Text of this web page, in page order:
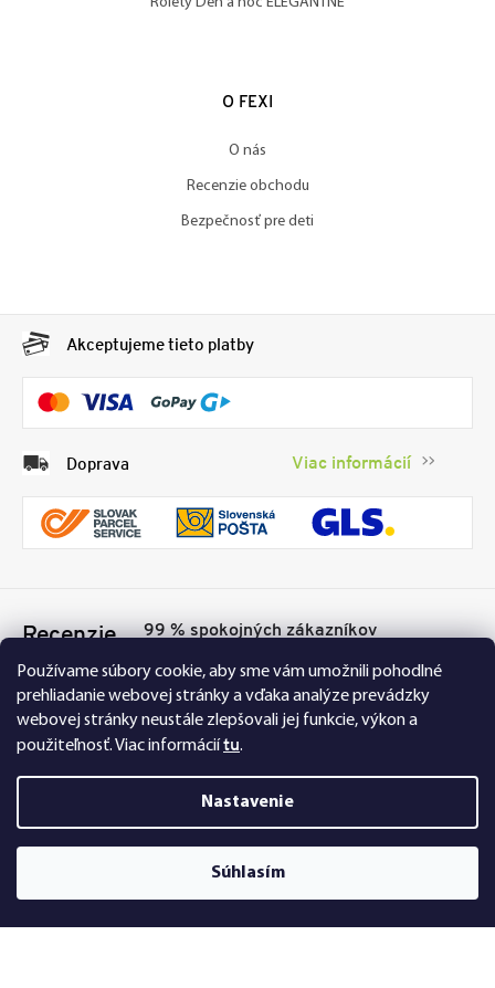
Používame súbory cookie, aby sme vám umožnili pohodlné
prehliadanie webovej stránky a vďaka analýze prevádzky
webovej stránky neustále zlepšovali jej funkcie, výkon a
použiteľnosť.Viac informáciítu.
Nastavenie
Súhlasím
O FEXI
O nás
Recenzie obchodu
Bezpečnosť pre deti
Akceptujeme tieto platby
Doprava Viac informácií
Recenzie 99 % spokojných zákazníkov
Nakupujte na FEXI bezpečne a bez obáv. Vďaka
serverom sa prenášajú v zašifrovanej podobe.